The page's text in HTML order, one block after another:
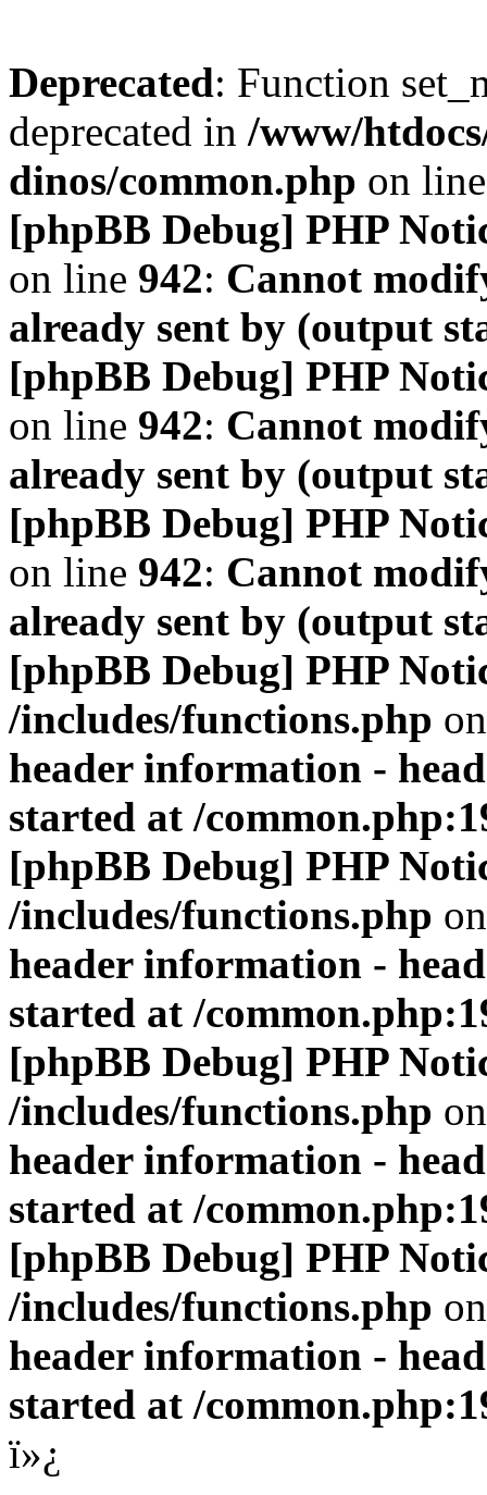
Deprecated: Function
deprecated in /www/
dinos/common.php on
[phpBB Debug] PHP
on line 942: Cannot
already sent by (output
[phpBB Debug] PHP
on line 942: Cannot
already sent by (output
[phpBB Debug] PHP
on line 942: Cannot
already sent by (output
[phpBB Debug] PHP
/includes/functions.php
header information -
started at /
[phpBB Debug] PHP
/includes/functions.php
header information -
started at /
[phpBB Debug] PHP
/includes/functions.php
header information -
started at /
[phpBB Debug] PHP
/includes/functions.php
header information -
started at /
ï»¿